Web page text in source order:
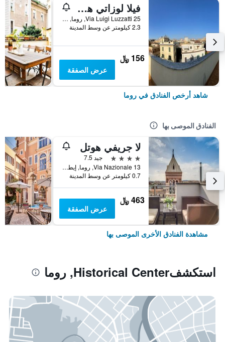
فيلا لوزاتي هوستل
25 Via Luigi Luzzatti, روما, إيطاليا
2.3 كيلومتر عن وسط المدينة
156 ﷼
عرض الصفقة
شاهد أرخص الفنادق في روما
الفنادق الموصى بها
لا جريفي هوتل
4 نجوم
جيد 7.5
Via Nazionale 13, روما, إيطاليا
0.7 كيلومتر عن وسط المدينة
463 ﷼
عرض الصفقة
مشاهدة الفنادق الأخرى الموصى بها
استكشفHistorical Center, روما